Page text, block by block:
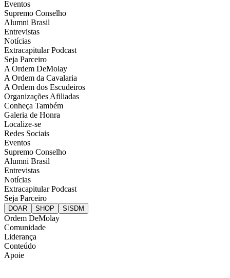
Eventos
Supremo Conselho
Alumni Brasil
Entrevistas
Notícias
Extracapitular Podcast
Seja Parceiro
A Ordem DeMolay
A Ordem da Cavalaria
A Ordem dos Escudeiros
Organizações Afiliadas
Conheça Também
Galeria de Honra
Localize-se
Redes Sociais
Eventos
Supremo Conselho
Alumni Brasil
Entrevistas
Notícias
Extracapitular Podcast
Seja Parceiro
Ordem DeMolay
Comunidade
Liderança
Conteúdo
Apoie